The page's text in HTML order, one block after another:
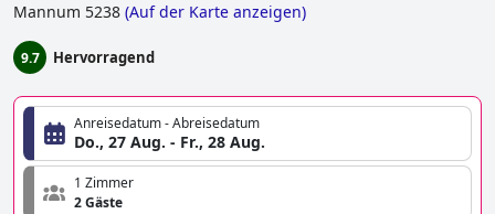
Mannum 5238 (Auf der Karte anzeigen)
9.7 Hervorragend
Anreisedatum - Abreisedatum
Do., 27 Aug. - Fr., 28 Aug.
1 Zimmer
2 Gäste